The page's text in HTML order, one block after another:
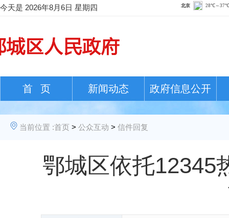
今天是 2026年8月6日 星期四
首 页 新闻动态 政府信息公开
当前位置 :首页 > 公众互动 > 信件回复
鄂城区依托12345